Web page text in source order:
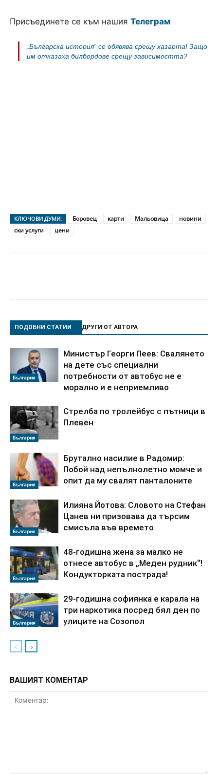
Присъединете се към нашия Телеграм
„Българска история“ се обявява срещу хазарта! Защо
им отказаха билбордове срещу зависимостта?
КЛЮЧОВИ ДУМИ: Боровец карти Мальовица
новини
ски услуги
цени
ПОДОБНИ СТАТИИ ДРУГИ ОТ АВТОРА
България
Министър Георги Пеев: Свалянето
на дете със специални
потребности от автобус не е
морално и е неприемливо
България
Стрелба по тролейбус с пътници в
Плевен
България
Брутално насилие в Радомир:
Побой над непълнолетно момче и
опит да му свалят панталоните
България
Илияна Йотова: Словото на Стефан
Цанев ни призовава да търсим
смисъла във времето
България
48-годишна жена за малко не
отнесе автобус в „Меден рудник“!
Кондукторката пострада!
България
29-годишна софиянка е карала на
три наркотика посред бял ден по
улиците на Созопол
ВАШИЯТ КОМЕНТАР